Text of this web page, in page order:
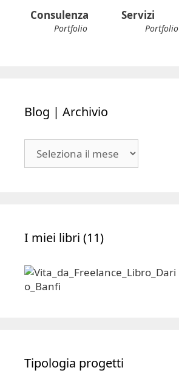
Consulenza
Portfolio
Servizi
Portfolio
Blog | Archivio
I miei libri (11)
Tipologia progetti